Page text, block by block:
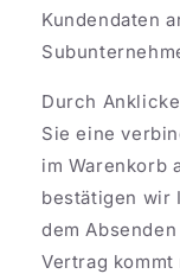
Kundendaten
Durch
Sie eine
im Warenkorb
bestätigen wir
dem
Vertrag